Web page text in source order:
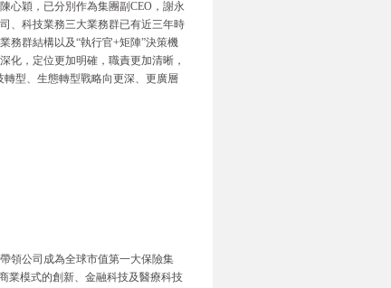
心穎，已分別作為集團副CEO，謝永
、科技業務三大業務群已有近三年時
務群結構以及“執行官+矩陣”決策機
化，定位更加明確，職責更加清晰，
型、生態轉型戰略向更深、更廣層
領公司成為全球市值第一大保險集
業模式的創新、金融科技及醫療科技